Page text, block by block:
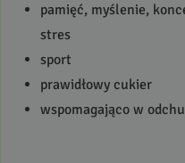
pamięć, myślenie,
stres
sport
prawidłowy cukier
wspomagająco w